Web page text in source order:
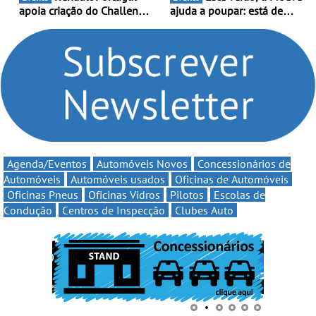
apoia criação do Challenge
compromisso com o
automobilismo nacional
continua em 2026
ajuda a poupar: está de
Volta” com descontos de
Agenda/Eventos Automóveis Novos
Concessionários de
Automóveis
Automóveis usados
Oficinas de Automóveis
Oficinas Pneus
Oficinas Vidros Pilotos
Escolas de
Condução
Centros de Inspecção Clubes Auto